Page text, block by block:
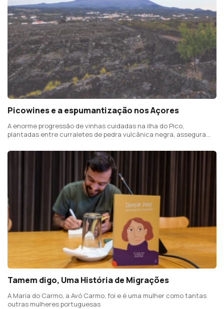
Picowines e a espumantização nos Açores
A enorme progressão de vinhas cuidadas na ilha do Pico,
plantadas entre curraletes de pedra vulcânica negra, assegura
Tamem digo, Uma História de Migrações
A Maria do Carmo, a Avó Carmo, foi e é uma mulher como tantas
outras mulheres portuguesas